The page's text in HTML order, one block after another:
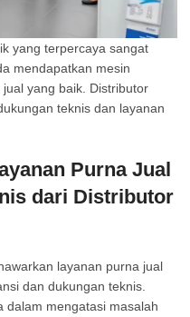
yang terpercaya sangat
mendapatkan mesin
yang baik. Distributor
teknis dan layanan
Purna Jual
dari Distributor
layanan purna jual
dan dukungan teknis.
dalam mengatasi masalah